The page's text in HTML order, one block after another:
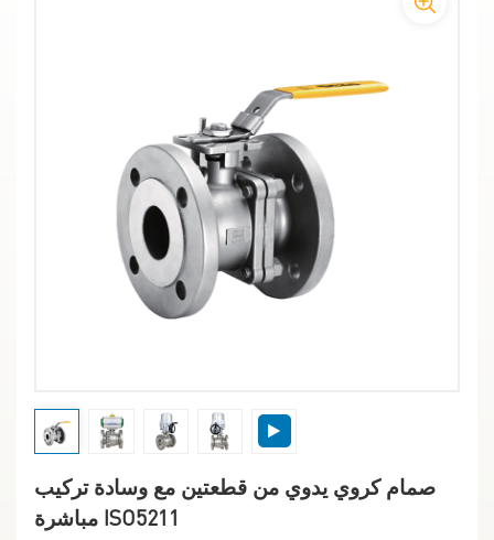
صمام كروي يدوي من قطعتين مع وسادة تركيب
مباشرة ISO5211